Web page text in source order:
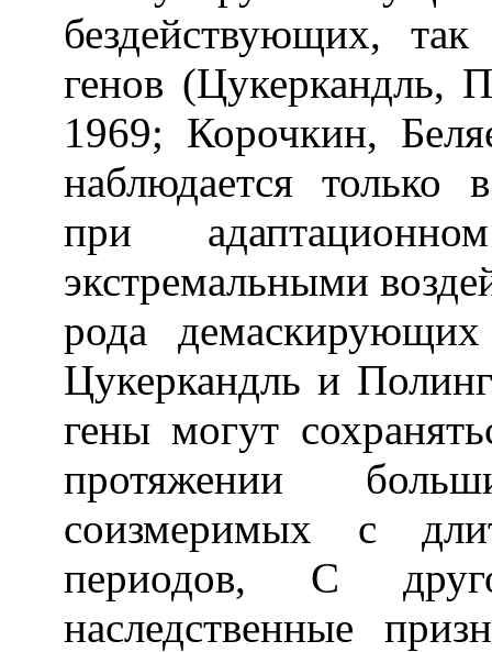
бездействующих,
генов (Цукеркандль,
1969; Корочкин,
наблюдается только
при
экстремальными
рода
Цукеркандль и
гены могут
протяжении
соизмеримых с
периодов, С
наследственные